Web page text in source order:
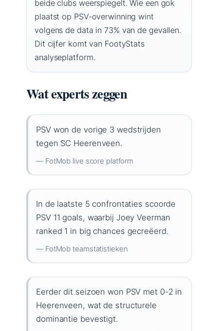
beide clubs weerspiegelt. Wie een gok
plaatst op PSV-overwinning wint
volgens de data in 73% van de gevallen.
Dit cijfer komt van FootyStats
analyseplatform.
Wat experts zeggen
PSV won de vorige 3 wedstrijden
tegen SC Heerenveen.
— FotMob live score platform
In de laatste 5 confrontaties scoorde
PSV 11 goals, waarbij Joey Veerman
ranked 1 in big chances gecreëerd.
— FotMob teamstatistieken
Eerder dit seizoen won PSV met 0-2 in
Heerenveen, wat de structurele
dominantie bevestigt.